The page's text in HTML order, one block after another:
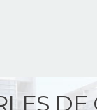
DE